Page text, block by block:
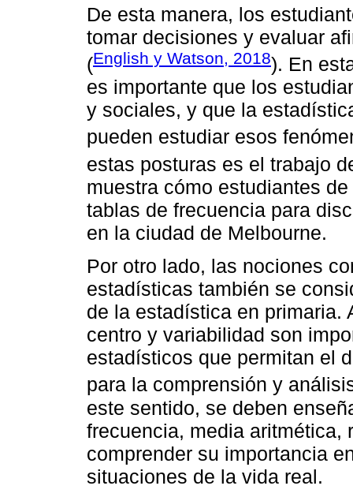
De esta manera, los
tomar decisiones y evaluar
(English y Watson, 2018). En
es importante que los
y sociales, y que la
pueden estudiar esos
estas posturas es el trabajo
muestra cómo estudiantes
tablas de frecuencia para
en la ciudad de Melbourne.
Por otro lado, las nociones
estadísticas también se
de la estadística en primaria.
centro y variabilidad son
estadísticos que permitan el
para la comprensión y
este sentido, se deben
frecuencia, media aritmética,
comprender su importancia
situaciones de la vida real.